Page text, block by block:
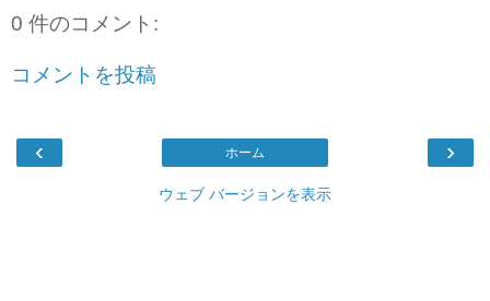
0 件のコメント:
コメントを投稿
‹ ›
ホーム
ウェブ バージョンを表示